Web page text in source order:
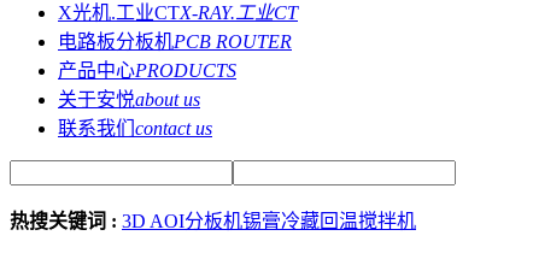
X光机.工业CTX-RAY.工业CT
电路板分板机PCB ROUTER
产品中心PRODUCTS
关于安悦about us
联系我们 contact us
热搜关键词 : 3D AOI分板机锡膏冷藏回温搅拌机